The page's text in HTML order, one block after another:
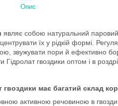
Опис
являє собою натуральний паровий
їх у рідкій формі.
звужувати пори й ефективно
гвоздики оптом і в
має багатий склад
активною речовиною в